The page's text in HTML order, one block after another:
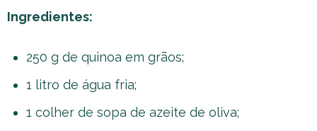
Ingredientes:
250 g de quinoa em grãos;
1 litro de água fria;
1 colher de sopa de azeite de oliva;